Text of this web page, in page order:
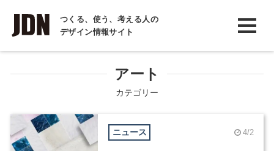
つくる、使う、考える人の
デザイン情報サイト
INTERVIEW
インタビュー
COLUMN
コラム
アート
カテゴリー
ニュース 4/2